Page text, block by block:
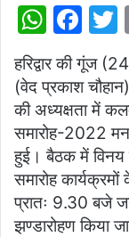
W
at
s
A
p
p
F
a
c
e
b
o
o
k
हरिद्वार की गूंज
(वेद प्रकाश
की अध्यक्षता में
समारोह-2022
हुई। बैठक में विनय
समारोह
प्रातः 9.30 बजे
झण्डारोहण किया